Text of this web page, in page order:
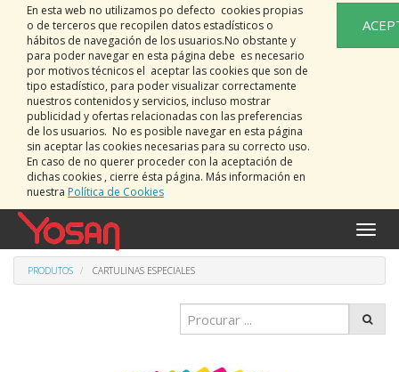
En esta web no utilizamos po defecto cookies propias
o de terceros que recopilen datos estadísticos o
hábitos de navegación de los usuarios.No obstante y
para poder navegar en esta página debe es necesario
por motivos técnicos el aceptar las cookies que son de
tipo estadístico, para poder visualizar correctamente
nuestros contenidos y servicios, incluso mostrar
publicidad y ofertas relacionadas con las preferencias
de los usuarios. No es posible navegar en esta página
sin aceptar las cookies necesarias para su correcto uso.
En caso de no querer proceder con la aceptación de
dichas cookies , cierre ésta página. Más información en
nuestra Política de Cookies
PRODUTOS CARTULINAS ESPECIALES